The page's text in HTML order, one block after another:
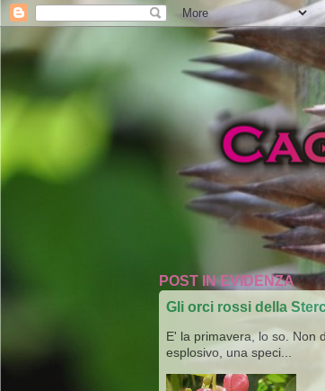
POST IN EVIDENZA
Gli orci rossi della
E' la primavera, lo so. Non
esplosivo, una speci...